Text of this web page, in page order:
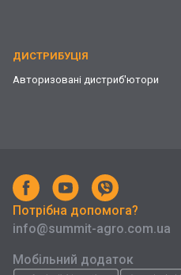
ДИСТРИБУЦІЯ
Авторизовані дистриб'ютори
Потрібна допомога?
info@summit-agro.com.ua
Мобільний додаток